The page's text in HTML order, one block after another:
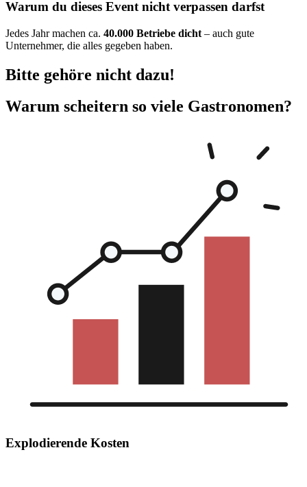
Warum du dieses Event nicht verpassen darfst
Jedes Jahr machen ca. 40.000 Betriebe dicht – auch gute
Unternehmer, die alles gegeben haben.
Bitte gehöre nicht dazu!
Warum scheitern so viele Gastronomen?
Explodierende Kosten